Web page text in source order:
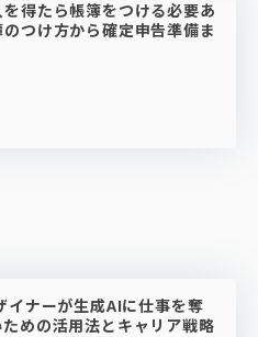
を得たら帳簿をつける必要あ
のつけ方から確定申告準備ま
イナーが生成AIに仕事を奪
めの活用法とキャリア戦略